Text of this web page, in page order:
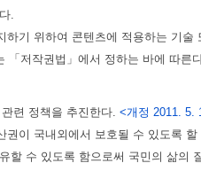
.
하기 위하여 콘텐츠에 적용하는 기술
저작권법」에서 정하는 바에 따른다
련 정책을 추진한다. <개정 2011. 5.
이 국내외에서 보호될 수 있도록 할
수 있도록 함으로써 국민의 삶의